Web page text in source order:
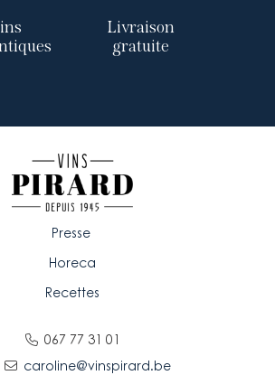
Livraison
gratuite
067 77 31 01
caroline@vinspirard.be
Presse
Horeca
Recettes